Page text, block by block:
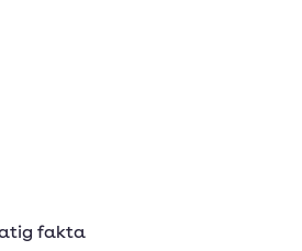
fakta